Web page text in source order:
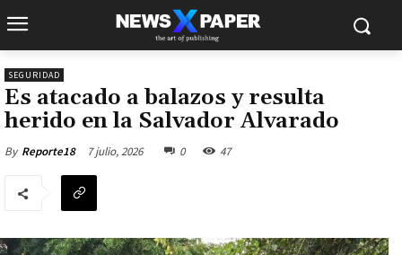
SEGURIDAD
Es atacado a balazos y resulta
herido en la Salvador Alvarado
By Reporte18 7 julio, 2026 0 47